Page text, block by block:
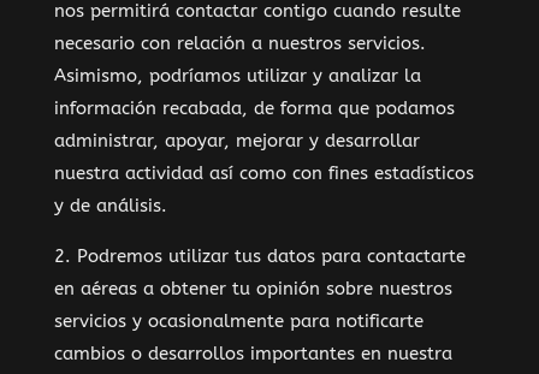
nos permitirá contactar contigo cuando resulte
necesario con relación a nuestros servicios.
Asimismo, podríamos utilizar y analizar la
información recabada, de forma que podamos
administrar, apoyar, mejorar y desarrollar
nuestra actividad así como con fines estadísticos
y de análisis.
2. Podremos utilizar tus datos para contactarte
en aéreas a obtener tu opinión sobre nuestros
servicios y ocasionalmente para notificarte
cambios o desarrollos importantes en nuestra